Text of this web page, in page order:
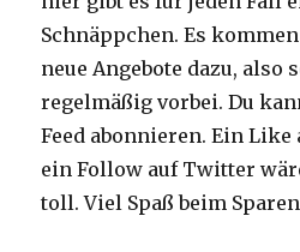
Schnäppchen. Es
neue Angebote dazu, also
regelmäßig vorbei. Du
Feed abonnieren. Ein Like
ein Follow auf Twitter
toll. Viel Spaß beim